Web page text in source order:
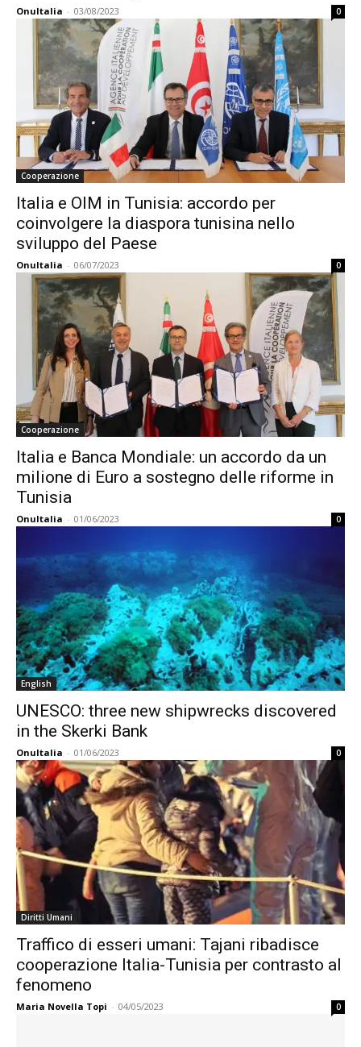
OnuItalia - 03/08/2023 0
Cooperazione
Italia e OIM in Tunisia: accordo per
coinvolgere la diaspora tunisina nello
sviluppo del Paese
OnuItalia - 06/07/2023 0
Cooperazione
Italia e Banca Mondiale: un accordo da un
milione di Euro a sostegno delle riforme in
Tunisia
OnuItalia - 01/06/2023 0
English
UNESCO: three new shipwrecks discovered
in the Skerki Bank
OnuItalia - 01/06/2023 0
Diritti Umani
Traffico di esseri umani: Tajani ribadisce
cooperazione Italia-Tunisia per contrasto al
fenomeno
Maria Novella Topi - 04/05/2023 0